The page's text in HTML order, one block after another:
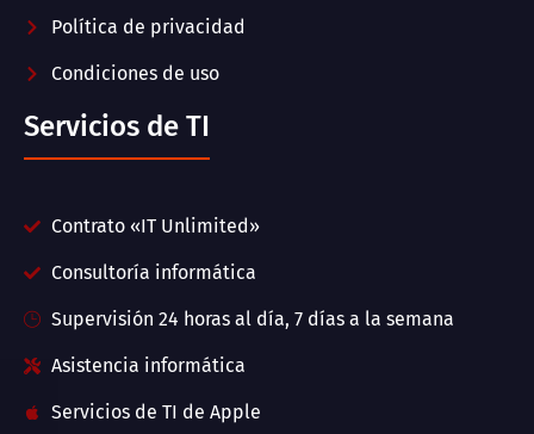
Política de privacidad
Condiciones de uso
Servicios de TI
Contrato «IT Unlimited»
Consultoría informática
Supervisión 24 horas al día, 7 días a la semana
Asistencia informática
Servicios de TI de Apple